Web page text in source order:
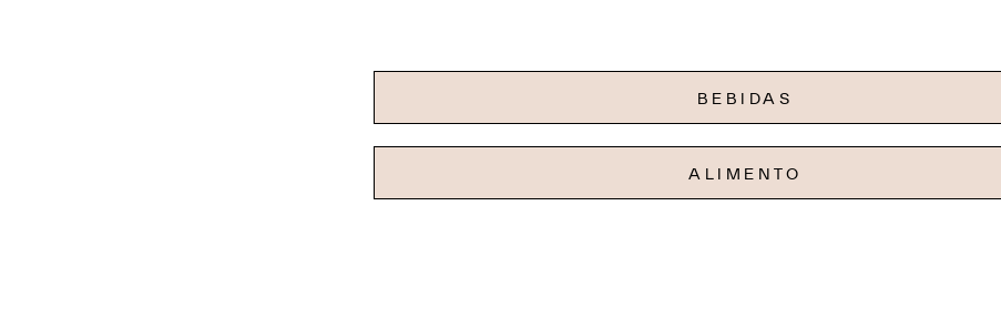
BEBIDAS
ALIMENTO